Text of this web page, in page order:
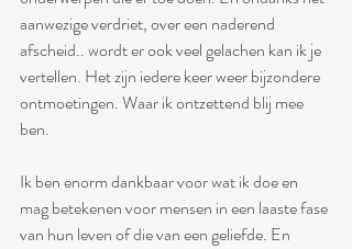
aanwezige verdriet, over een naderend
afscheid.. wordt er ook veel gelachen kan ik je
vertellen. Het zijn iedere keer weer bijzondere
ontmoetingen. Waar ik ontzettend blij mee
ben.
Ik ben enorm dankbaar voor wat ik doe en
mag betekenen voor mensen in een laaste fase
van hun leven of die van een geliefde. En